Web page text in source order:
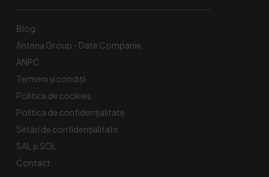
Blog
Antena Group - Date Companie
ANPC
Termeni și condiții
Politica de cookies
Politica de confidențialitate
Setări de confidențialitate
SAL și SOL
Contact